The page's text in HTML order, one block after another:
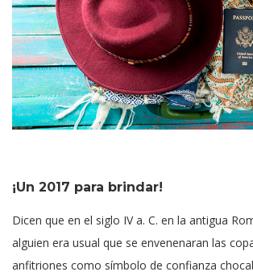
¡Un 2017 para brindar!
Dicen que en el siglo IV a. C. en la antigua
alguien era usual que se envenenaran las
anfitriones como símbolo de confianza